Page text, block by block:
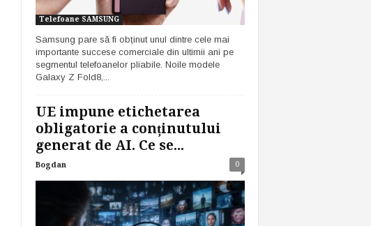
Telefoane SAMSUNG
Samsung pare să fi obținut unul dintre cele mai
importante succese comerciale din ultimii ani pe
segmentul telefoanelor pliabile. Noile modele
Galaxy Z Fold8,...
UE impune etichetarea
obligatorie a conținutului
generat de AI. Ce se...
Bogdan 0